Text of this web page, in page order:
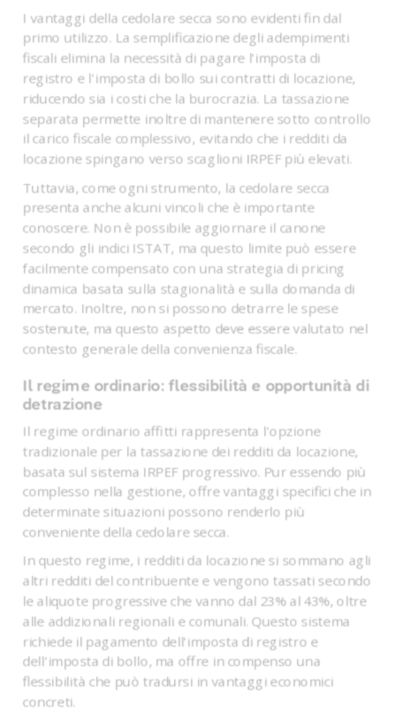
I vantaggi della cedolare secca sono evidenti fin dal
primo utilizzo. La semplificazione degli adempimenti
fiscali elimina la necessità di pagare l'imposta di
registro e l'imposta di bollo sui contratti di locazione,
riducendo sia i costi che la burocrazia. La tassazione
separata permette inoltre di mantenere sotto controllo
il carico fiscale complessivo, evitando che i redditi da
locazione spingano verso scaglioni IRPEF più elevati.
Tuttavia, come ogni strumento, la cedolare secca
presenta anche alcuni vincoli che è importante
conoscere. Non è possibile aggiornare il canone
secondo gli indici ISTAT, ma questo limite può essere
facilmente compensato con una strategia di pricing
dinamica basata sulla stagionalità e sulla domanda di
mercato. Inoltre, non si possono detrarre le spese
sostenute, ma questo aspetto deve essere valutato nel
contesto generale della convenienza fiscale.
Il regime ordinario: flessibilità e opportunità di
detrazione
Il regime ordinario affitti rappresenta l'opzione
tradizionale per la tassazione dei redditi da locazione,
basata sul sistema IRPEF progressivo. Pur essendo più
complesso nella gestione, offre vantaggi specifici che in
determinate situazioni possono renderlo più
conveniente della cedolare secca.
In questo regime, i redditi da locazione si sommano agli
altri redditi del contribuente e vengono tassati secondo
le aliquote progressive che vanno dal 23% al 43%, oltre
alle addizionali regionali e comunali. Questo sistema
richiede il pagamento dell'imposta di registro e
dell'imposta di bollo, ma offre in compenso una
flessibilità che può tradursi in vantaggi economici
concreti.